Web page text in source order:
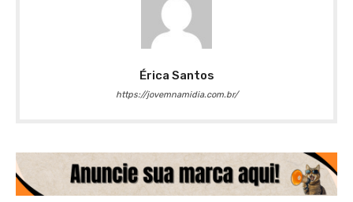
Érica Santos
https://jovemnamidia.com.br/